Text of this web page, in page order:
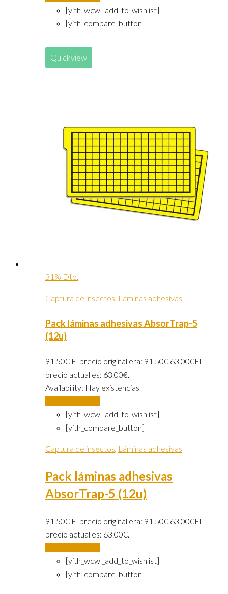
[yith_wcwl_add_to_wishlist]
[yith_compare_button]
Quickview
31% Dto.
Captura de insectos, Láminas adhesivas
Pack láminas adhesivas AbsorTrap-5
(12u)
91.50€ El precio original era: 91.50€.63.00€El
precio actual es: 63.00€.
Availability: Hay existencias
[yith_wcwl_add_to_wishlist]
[yith_compare_button]
Captura de insectos, Láminas adhesivas
Pack láminas adhesivas
AbsorTrap-5 (12u)
91.50€ El precio original era: 91.50€.63.00€El
precio actual es: 63.00€.
[yith_wcwl_add_to_wishlist]
[yith_compare_button]